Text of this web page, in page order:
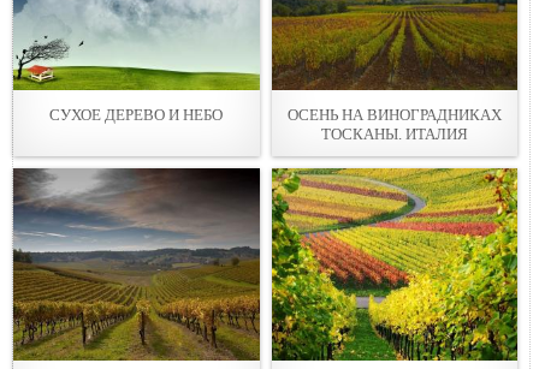
СУХОЕ ДЕРЕВО И НЕБО
ОСЕНЬ НА ВИНОГРАДНИКАХ
ТОСКАНЫ. ИТАЛИЯ